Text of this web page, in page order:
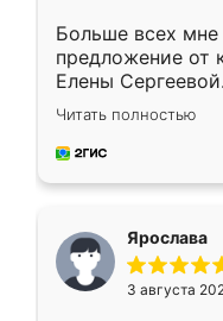
Больше всех мне
предложение от
Елены
короткие сроки
для замера
предложил по
Читать полностью
Ярослава
3 августа